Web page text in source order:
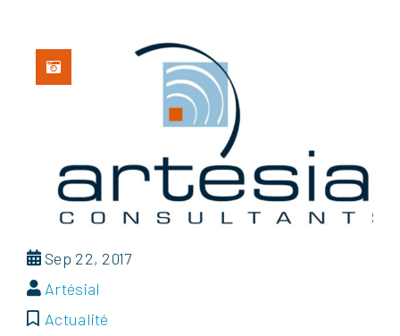
Sep 22, 2017
Artésial
Actualité